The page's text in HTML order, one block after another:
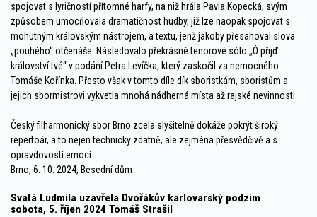
spojovat s lyričností přítomné harfy, na niž hrála Pavla Kopecká, svým
způsobem umocňovala dramatičnost hudby, již lze naopak spojovat s
mohutným královským nástrojem, a textu, jenž jakoby přesahoval slova
„pouhého“ otčenáše. Následovalo překrásné tenorové sólo „Ó přijď
království tvé“ v podání Petra Levíčka, který zaskočil za nemocného
Tomáše Kořínka. Přesto však v tomto díle dík sboristkám, sboristům a
jejich sbormistrovi vykvetla mnohá nádherná místa až rajské nevinnosti.
Český filharmonický sbor Brno zcela slyšitelně dokáže pokrýt široký
repertoár, a to nejen technicky zdatně, ale zejména přesvědčivě a s
opravdovostí emocí.
Brno, 6. 10. 2024, Besední dům
Svatá Ludmila uzavřela Dvořákův karlovarský podzim
sobota, 5. říjen 2024 Tomáš Strašil